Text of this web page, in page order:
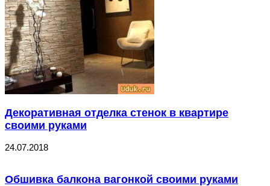
Декоративная отделка стенок в квартире
своими руками
24.07.2018
Обшивка балкона вагонкой своими руками